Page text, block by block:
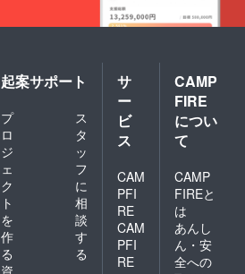
起案サポート
プ
ロ
ジ
ェ
ク
ト
を
作
る
ス
タ
ッ
フ
に
相
談
す
る
資
サ
ー
ビ
ス
CAM
PFI
RE
CAM
PFI
RE
CAMP
FIRE
につい
て
CAMP
FIREと
は
あんし
ん・安
全への